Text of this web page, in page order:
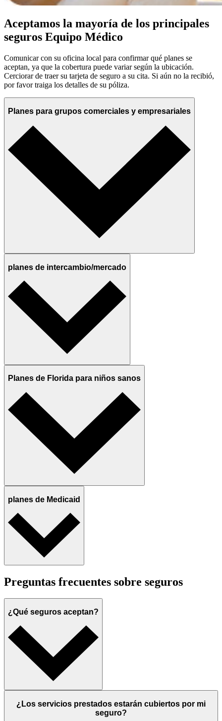
Aceptamos la mayoría de los principales
seguros Equipo Médico
Comunicar con su oficina local para confirmar qué planes se
aceptan, ya que la cobertura puede variar según la ubicación.
Cerciorar de traer su tarjeta de seguro a su cita. Si aún no la recibió,
por favor traiga los detalles de su póliza.
Planes para grupos comerciales y empresariales
planes de intercambio/mercado
Planes de Florida para niños sanos
planes de Medicaid
Preguntas frecuentes sobre seguros
¿Qué seguros aceptan?
¿Los servicios prestados estarán cubiertos por mi
seguro?